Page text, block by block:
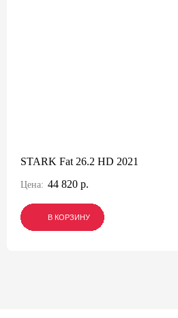
STARK Fat 26.2 HD 2021
Цена: 44 820 р.
В КОРЗИНУ
В КОРЗИНУ
В КОРЗИНУ